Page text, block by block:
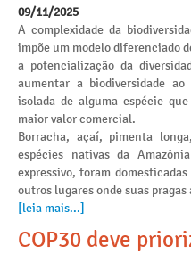
09/11/2025
A complexidade da
impõe um modelo diferenciado
a potencialização da
aumentar a biodiversidade
isolada de alguma espécie
maior valor comercial.
Borracha, açaí, pimenta
espécies nativas da
expressivo, foram
outros lugares onde suas
[leia mais...]
COP30 deve